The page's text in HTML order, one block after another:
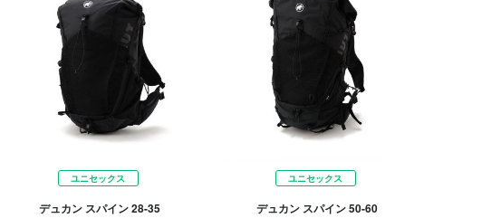
ユニセックス
デュカン スパイン 28-35
ユニセックス
デュカン スパイン 50-60